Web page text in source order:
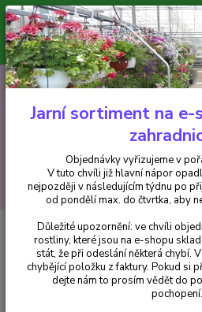
Minimální hodnota pro
V tuto chvíli již hlavní nápor
nejpozději v následujícím týdnu po
vyřizujeme v pořadí, v
CZK
+420 602 223 614
Drobné ovoce Rubus ideus
Rubus ideus
červená)
Jarní sortiment na e-
Objednávky vyřizujeme v
V tuto chvíli již hlavní nápor
nejpozději v následujícím týdnu po
od pondělí max. do čtvrtka, aby
Důležité upozornění: ve chvíli
rostliny, které jsou na e-shopu
stát, že při odeslání některá chybí.
chybějící položku z faktury. Pokud si
dejte nám to prosím vědět do
pochopení.